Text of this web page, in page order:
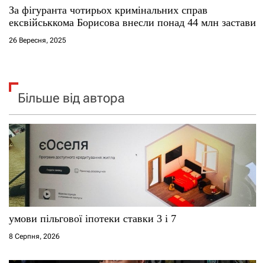
За фігуранта чотирьох кримінальних справ
ексвійськкома Борисова внесли понад 44 млн застави
26 Вересня, 2025
Більше від автора
умови пільгової іпотеки ставки 3 і 7
8 Серпня, 2026